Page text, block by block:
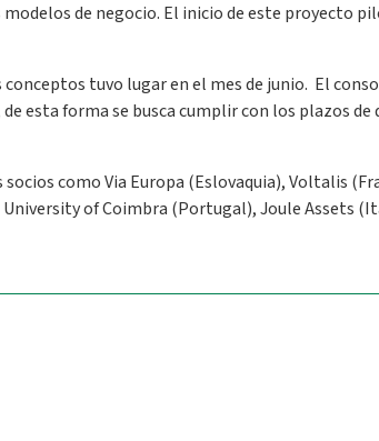
de negocio. El inicio de este proyecto
tuvo lugar en el mes de junio. El
esta forma se busca cumplir con los plazos
como Via Europa (Eslovaquia), Voltalis
of Coimbra (Portugal), Joule Assets